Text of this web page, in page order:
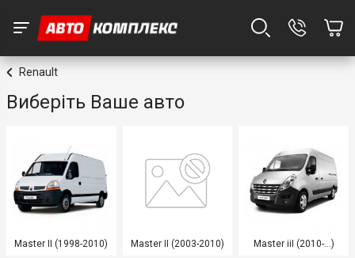
Renault
Виберіть Ваше авто
Master II (1998-2010) Master II (2003-2010) Master iiI (2010-...)